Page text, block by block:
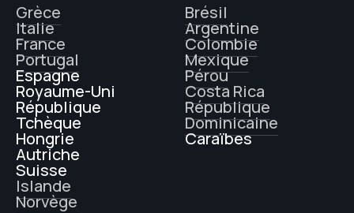
Grèce
Italie
France
Portugal
Espagne
Royaume-Uni
République
Tchèque
Hongrie
Autriche
Suisse
Islande
Norvège
Brésil
Argentine
Colombie
Mexique
Pérou
Costa Rica
République
Dominicaine
Caraïbes